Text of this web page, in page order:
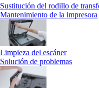
Sustitución del rodillo de
Mantenimiento de la impresora
Limpieza del escáner
Solución de problemas